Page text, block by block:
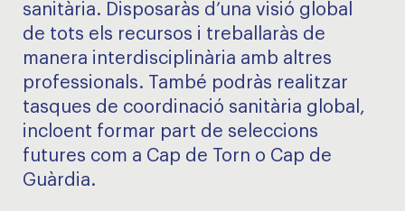
sanitària. Disposaràs d’una visió global
de tots els recursos i treballaràs de
manera interdisciplinària amb altres
professionals. També podràs realitzar
tasques de coordinació sanitària global,
incloent formar part de seleccions
futures com a Cap de Torn o Cap de
Guàrdia.